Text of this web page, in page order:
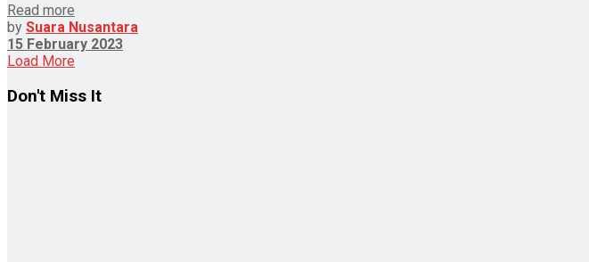
Read more
by Suara Nusantara
15 February 2023
Load More
Don't Miss It